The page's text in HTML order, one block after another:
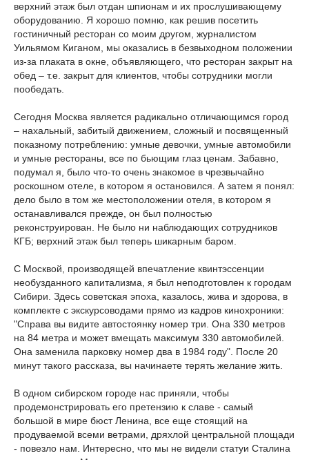
верхний этаж был отдан шпионам и их прослушивающему
оборудованию. Я хорошо помню, как решив посетить
гостиничный ресторан со моим другом, журналистом
Уильямом Киганом, мы оказались в безвыходном положении
из-за плаката в окне, объявляющего, что ресторан закрыт на
обед – т.е. закрыт для клиентов, чтобы сотрудники могли
пообедать.
Сегодня Москва является радикально отличающимся город
– нахальный, забитый движением, сложный и посвященный
показному потреблению: умные девочки, умные автомобили
и умные рестораны, все по бьющим глаз ценам. Забавно,
подумал я, было что-то очень знакомое в чрезвычайно
роскошном отеле, в котором я остановился. А затем я понял:
дело было в том же местоположении отеля, в котором я
останавливался прежде, он был полностью
реконструирован. Не было ни наблюдающих сотрудников
КГБ; верхний этаж был теперь шикарным баром.
С Москвой, производящей впечатление квинтэссенции
необузданного капитализма, я был неподготовлен к городам
Сибири. Здесь советская эпоха, казалось, жива и здорова, в
комплекте с экскурсоводами прямо из кадров кинохроники:
"Справа вы видите автостоянку номер три. Она 330 метров
на 84 метра и может вмещать максимум 330 автомобилей.
Она заменила парковку номер два в 1984 году". После 20
минут такого рассказа, вы начинаете терять желание жить.
В одном сибирском городе нас приняли, чтобы
продемонстрировать его претензию к славе - самый
большой в мире бюст Ленина, все еще стоящий на
продуваемой всеми ветрами, дряхлой центральной площади
- повезло нам. Интересно, что мы не видели статуи Сталина